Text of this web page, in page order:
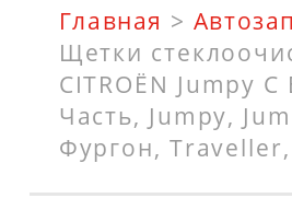
Главная >
Щетки
CITROËN Jumpy
Часть, Jumpy,
Фургон,